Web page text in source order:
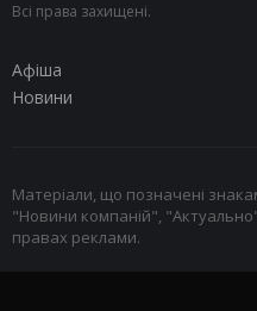
Всі права захищені.
Афіша
Новини
Матеріали, що позначені
"Новини компаній",
правах реклами.